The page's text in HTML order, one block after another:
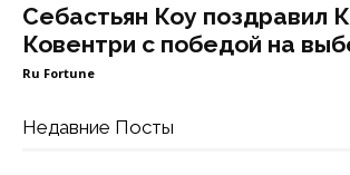
Себастьян Коу поздравил
Ковентри с победой на
Ru Fortune
Недавние Посты